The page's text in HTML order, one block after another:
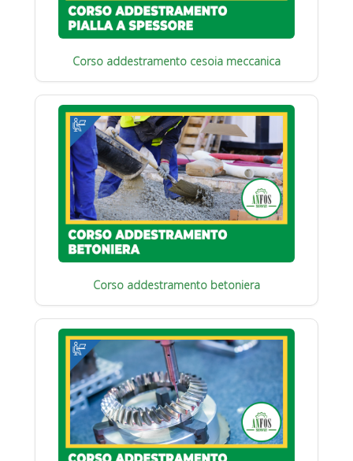
Corso addestramento cesoia meccanica
Corso addestramento betoniera